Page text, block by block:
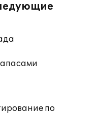
по